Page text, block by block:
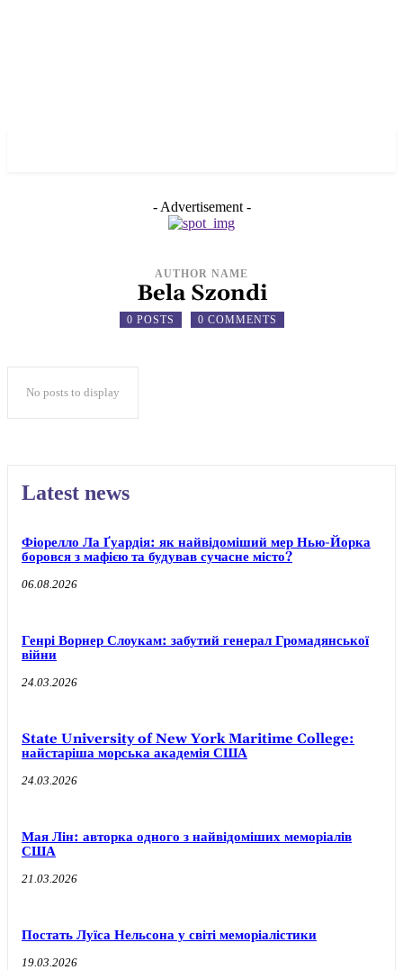
- Advertisement -
AUTHOR NAME
Bela Szondi
0 POSTS 0 COMMENTS
No posts to display
Latest news
Фіорелло Ла Ґуардія: як найвідоміший мер Нью-Йорка
боровся з мафією та будував сучасне місто?
06.08.2026
Генрі Ворнер Слоукам: забутий генерал Громадянської
війни
24.03.2026
State University of New York Maritime College:
найстаріша морська академія США
24.03.2026
Мая Лін: авторка одного з найвідоміших меморіалів
США
21.03.2026
Постать Луїса Нельсона у світі меморіалістики
19.03.2026